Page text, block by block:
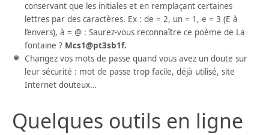
conservant que les initiales et en remplaçant certaines
lettres par des caractères. Ex : de = 2, un = 1, e = 3 (E à
l’envers), à = @ : Saurez-vous reconnaître ce poème de La
fontaine ? Mcs1@pt3sb1f.
Changez vos mots de passe quand vous avez un doute sur
leur sécurité : mot de passe trop facile, déjà utilisé, site
Internet douteux…
Quelques outils en ligne